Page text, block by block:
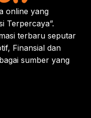
online yang
Terpercaya”.
terbaru seputar
Finansial dan
sumber yang